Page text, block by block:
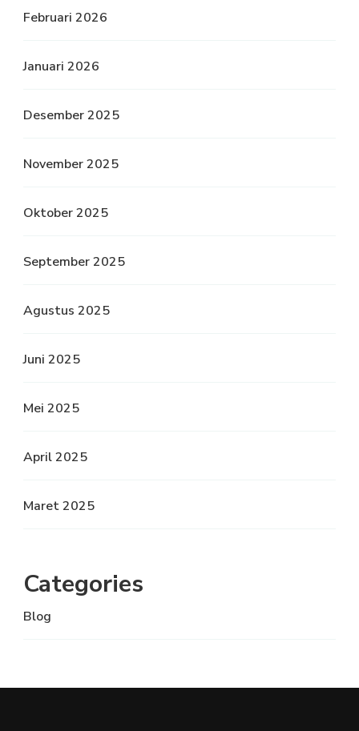
Februari 2026
Januari 2026
Desember 2025
November 2025
Oktober 2025
September 2025
Agustus 2025
Juni 2025
Mei 2025
April 2025
Maret 2025
Categories
Blog